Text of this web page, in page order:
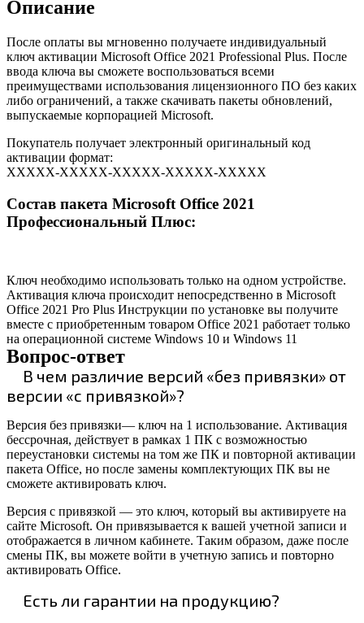
Описание
После оплаты вы мгновенно получаете индивидуальный
ключ активации Microsoft Office 2021 Professional Plus. После
ввода ключа вы сможете воспользоваться всеми
преимуществами использования лицензионного ПО без каких
либо ограничений, а также скачивать пакеты обновлений,
выпускаемые корпорацией Microsoft.
Покупатель получает электронный оригинальный код
активации формат:
XXXXX-XXXXX-XXXXX-XXXXX-XXXXХ
Состав пакета Microsoft Office 2021
Профессиональный Плюс:
Ключ необходимо использовать только на одном устройстве.
Активация ключа происходит непосредственно в Microsoft
Office 2021 Pro Plus Инструкции по установке вы получите
вместе с приобретенным товаром Office 2021 работает только
на операционной системе Windows 10 и Windows 11
Вопрос-ответ
В чем различие версий «без привязки» от
версии «с привязкой»?
Версия без привязки— ключ на 1 использование. Активация
бессрочная, действует в рамках 1 ПК с возможностью
переустановки системы на том же ПК и повторной активации
пакета Office, но после замены комплектующих ПК вы не
сможете активировать ключ.
Версия с привязкой — это ключ, который вы активируете на
сайте Microsoft. Он привязывается к вашей учетной записи и
отображается в личном кабинете. Таким образом, даже после
смены ПК, вы можете войти в учетную запись и повторно
активировать Office.
Есть ли гарантии на продукцию?